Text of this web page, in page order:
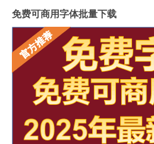
免费可商用字体批量下载